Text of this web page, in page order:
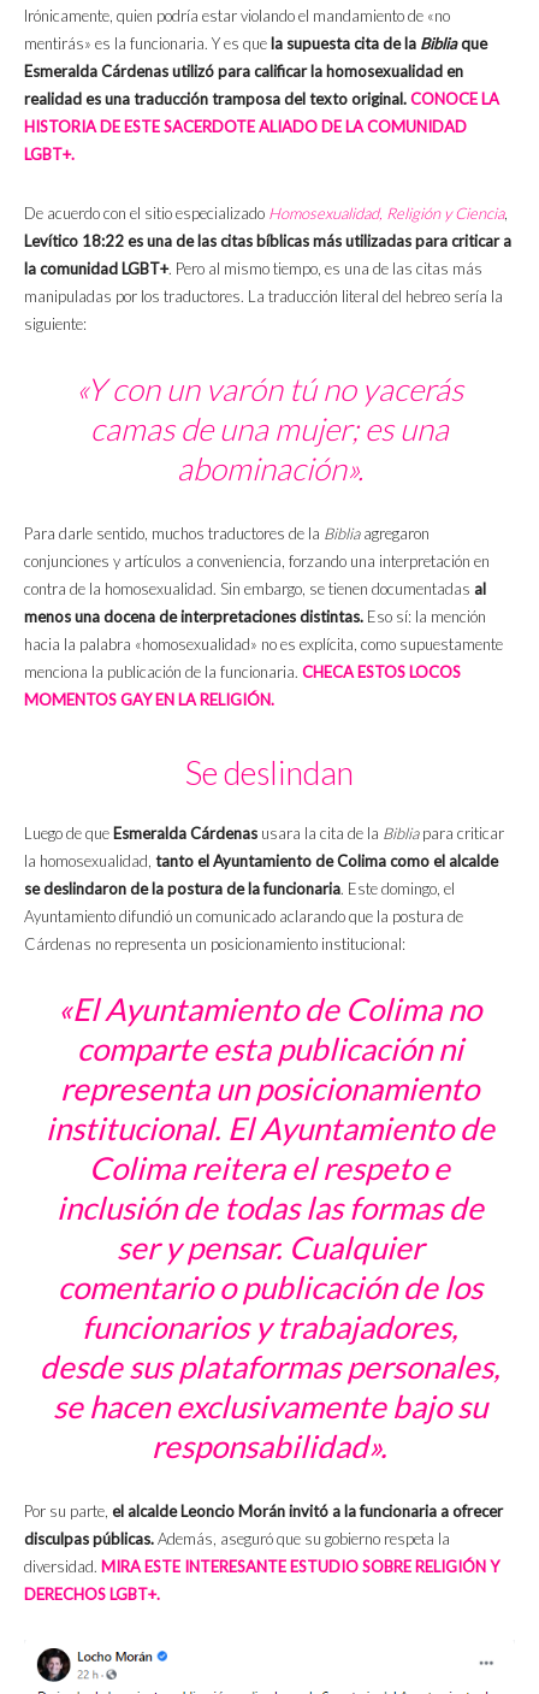
Irónicamente, quien podría estar violando el mandamiento de «no
mentirás» es la funcionaria. Y es que la supuesta cita de la Bibliaque
Esmeralda Cárdenas utilizó para calificar la homosexualidad en
realidad es una traducción tramposa del texto original.CONOCE LA
HISTORIA DE ESTE SACERDOTE ALIADO DE LA COMUNIDAD
LGBT+.
De acuerdo con el sitio especializado Homosexualidad, Religión y Ciencia,
Levítico 18:22es una de las citas bíblicas más utilizadas para criticar a
la comunidad LGBT+. Pero al mismo tiempo, es una de las citas más
manipuladas por los traductores. La traducción literal del hebreo sería la
siguiente:
«Y con un varón tú no yacerás
camas de una mujer; es una
abominación».
Para darle sentido, muchos traductores de la Bibliaagregaron
conjunciones y artículos a conveniencia, forzando una interpretación en
contra de la homosexualidad. Sin embargo, se tienen documentadas al
menos una docena de interpretaciones distintas. Eso sí: la mención
hacia la palabra «homosexualidad» no es explícita, como supuestamente
menciona la publicación de la funcionaria. CHECA ESTOS LOCOS
MOMENTOS GAY EN LA RELIGIÓN.
Se deslindan
Luego de que Esmeralda Cárdenas usara la cita de la Bibliapara criticar
la homosexualidad, tanto el Ayuntamiento de Colima como el alcalde
se deslindaron de la postura de la funcionaria. Este domingo, el
Ayuntamiento difundió un comunicado aclarando que la postura de
Cárdenas no representa un posicionamiento institucional:
«El Ayuntamiento de Colima no
comparte esta publicación ni
representa un posicionamiento
institucional. El Ayuntamiento de
Colima reitera el respeto e
inclusión de todas las formas de
ser y pensar. Cualquier
comentario o publicación de los
funcionarios y trabajadores,
desde sus plataformas personales,
se hacen exclusivamente bajo su
responsabilidad».
Por su parte, el alcalde Leoncio Morán invitó a la funcionaria a ofrecer
disculpas públicas.Además, aseguró que su gobierno respeta la
diversidad. MIRA ESTE INTERESANTE ESTUDIO SOBRE RELIGIÓN Y
DERECHOS LGBT+.